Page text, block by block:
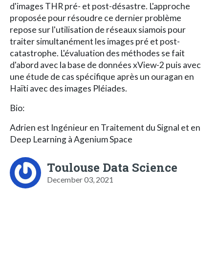
d'images THR pré- et post-désastre. L'approche
proposée pour résoudre ce dernier problème
repose sur l'utilisation de réseaux siamois pour
traiter simultanément les images pré et post-
catastrophe. L'évaluation des méthodes se fait
d'abord avec la base de données xView-2 puis avec
une étude de cas spécifique après un ouragan en
Haïti avec des images Pléiades.
Bio:
Adrien est Ingénieur en Traitement du Signal et en
Deep Learning à Agenium Space
Toulouse Data Science
December 03, 2021